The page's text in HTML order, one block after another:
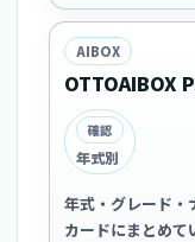
AIBOX
OTTOAIBOX
確認
年式別
年式・グレード・
カードにまとめて